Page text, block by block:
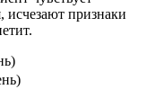
исчезают признаки